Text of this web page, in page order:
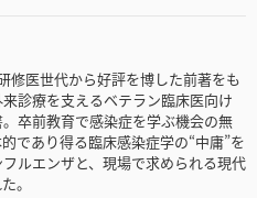
修医世代から好評を博した前著をも
診療を支えるベテラン臨床医向け
卒前教育で感染症を学ぶ機会の無
であり得る臨床感染症学の“中庸”を
ルエンザと、現場で求められる現代
。